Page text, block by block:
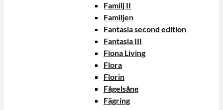
Familj II
Familjen
Fantasia second edition
Fantasia III
Fiona Living
Flora
Florin
Fågelsång
Fägring